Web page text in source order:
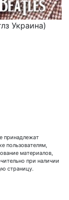
Украина)
принадлежат
пользователям,
материалов,
при наличии
страницу.